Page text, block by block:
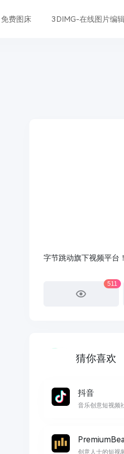
免费图床 3DIMG-在线图片编
字节跳动旗下视频平台
511
猜你喜欢
抖音
音乐创意短视频
创意人士的短视